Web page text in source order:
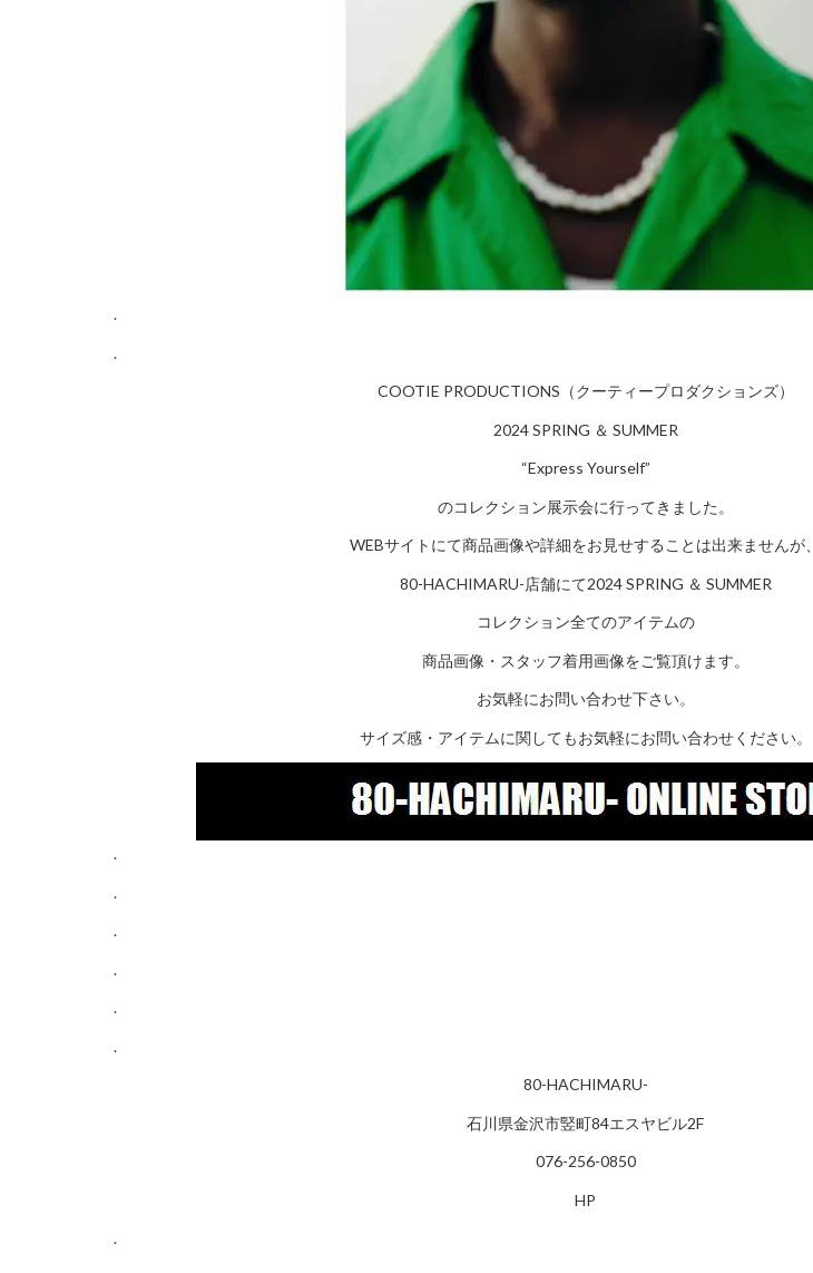
.
.
COOTIE PRODUCTIONS（クーティープロダクションズ）
2024 SPRING ＆ SUMMER
“Express Yourself”
のコレクション展示会に行ってきました。
WEBサイトにて商品画像や詳細をお見せすることは出来ませんが、
80-HACHIMARU-店舗にて2024 SPRING ＆ SUMMER
コレクション全てのアイテムの
商品画像・スタッフ着用画像をご覧頂けます。
お気軽にお問い合わせ下さい。
サイズ感・アイテムに関してもお気軽にお問い合わせください。
.
.
.
.
.
.
80-HACHIMARU-
石川県金沢市竪町84エスヤビル2F
076-256-0850
HP
.